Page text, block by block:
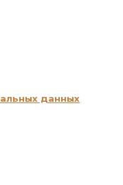
данных